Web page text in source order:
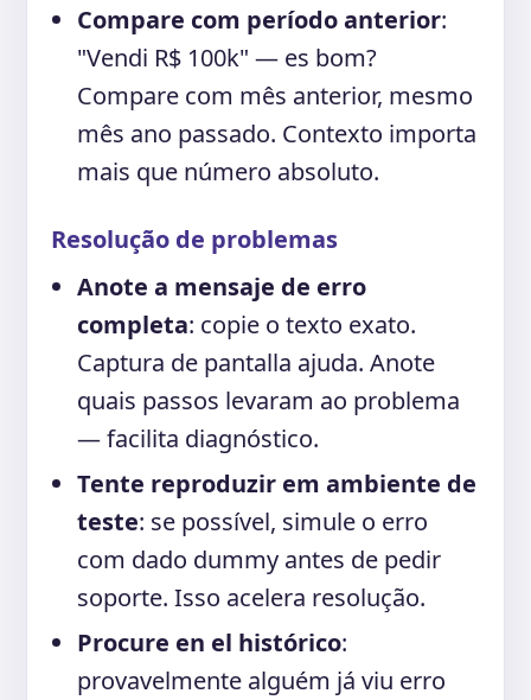
Compare com período anterior:
"Vendi R$ 100k" — es bom?
Compare com mês anterior, mesmo
mês ano passado. Contexto importa
mais que número absoluto.
Resolução de problemas
Anote a mensaje de erro
completa: copie o texto exato.
Captura de pantalla ajuda. Anote
quais passos levaram ao problema
— facilita diagnóstico.
Tente reproduzir em ambiente de
teste: se possível, simule o erro
com dado dummy antes de pedir
soporte. Isso acelera resolução.
Procure en el histórico:
provavelmente alguém já viu erro